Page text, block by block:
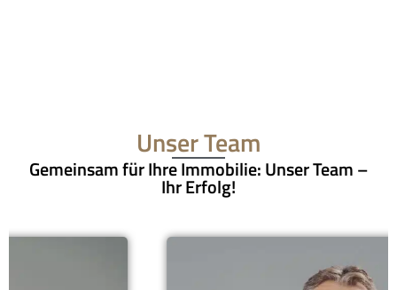
Unser Team
Gemeinsam für Ihre Immobilie: Unser Team –
Ihr Erfolg!